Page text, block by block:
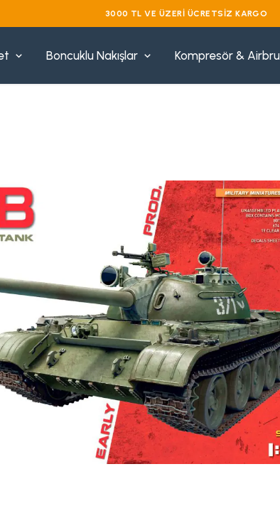
VADE FARKSIZ 3 TAKSIT
Boncuklu Nakışlar Kompresör &